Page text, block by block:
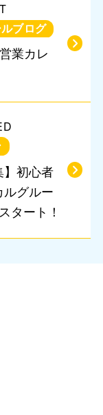
ブログ
らせ
業カレ
初心者
グルー
タート！